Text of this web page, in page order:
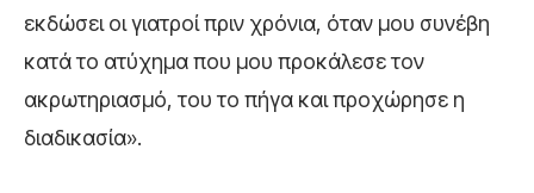
εκδώσει οι γιατροί πριν χρόνια, όταν μου συνέβη
κατά το ατύχημα που μου προκάλεσε τον
ακρωτηριασμό, του το πήγα και προχώρησε η
διαδικασία».